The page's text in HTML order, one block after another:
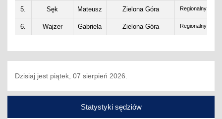
5. Sęk Mateusz Zielona Góra Regionalny PZT
6. Wajzer Gabriela Zielona Góra Regionalny PZT
Dzisiaj jest piątek, 07 sierpień 2026.
Statystyki sędziów